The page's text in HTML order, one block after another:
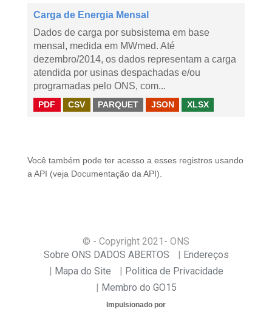
Carga de Energia Mensal
Dados de carga por subsistema em base
mensal, medida em MWmed. Até
dezembro/2014, os dados representam a carga
atendida por usinas despachadas e/ou
programadas pelo ONS, com...
PDF CSV PARQUET JSON XLSX
Você também pode ter acesso a esses registros usando
a API (veja Documentação da API ).
© - Copyright 2021 - ONS
Sobre ONS DADOS ABERTOS
Endereços
Mapa do Site
Politica de Privacidade
Membro do GO15
Impulsionado por